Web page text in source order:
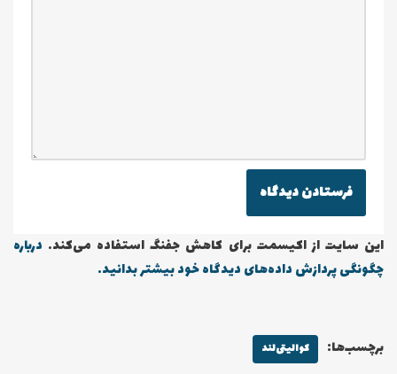
این سایت از اکیسمت برای کاهش جفنگ استفاده می‌کند. درباره
چگونگی پردازش داده‌های دیدگاه خود بیشتر بدانید.
برچسب‌ها: کوالیتی‌لند